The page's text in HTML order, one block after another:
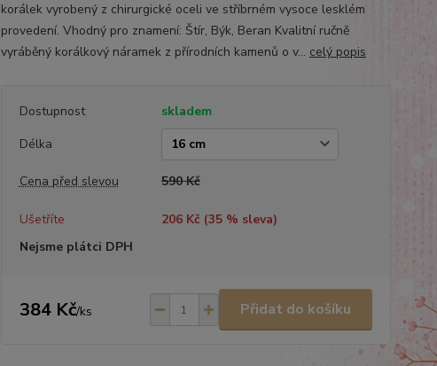
korálek vyrobený z chirurgické oceli ve stříbrném vysoce lesklém
provedení. Vhodný pro znamení: Štír, Býk, Beran Kvalitní ručně
vyráběný korálkový náramek z přírodních kamenů o v... celý popis
Dostupnost
skladem
Délka
Cena před slevou 590 Kč
Ušetříte 206 Kč (35% sleva)
Nejsme plátci DPH
384 Kč/ks Přidat do košíku